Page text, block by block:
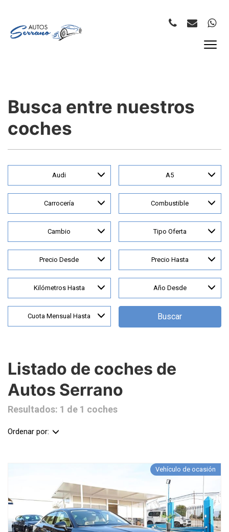
Busca entre nuestros
coches
Audi A5
Carrocería Combustible
Cambio Tipo Oferta
Precio Desde Precio Hasta
Kilómetros Hasta Año Desde
Cuota Mensual Hasta Buscar
Listado de coches de
Autos Serrano
Resultados: 1 de 1 coches
Ordenar por:
Vehículo de ocasión